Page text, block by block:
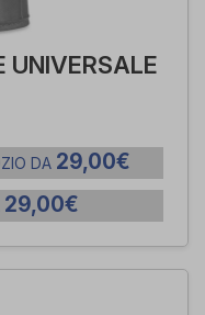
UNIVERSALE
DA 29,00€
29,00€